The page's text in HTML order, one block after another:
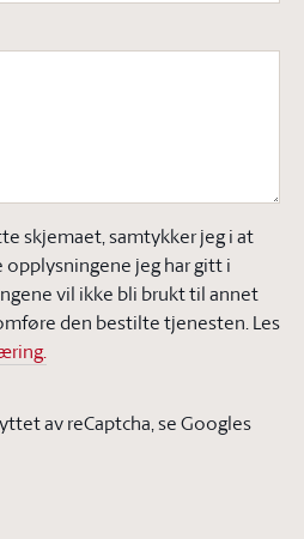
skjemaet, samtykker jeg i at
jeg har gitt i
vil ikke bli brukt til annet
den bestilte tjenesten. Les
av reCaptcha, se Googles